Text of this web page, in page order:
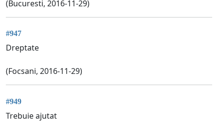
(Bucuresti, 2016-11-29)
#947
Dreptate
(Focsani, 2016-11-29)
#949
Trebuie ajutat